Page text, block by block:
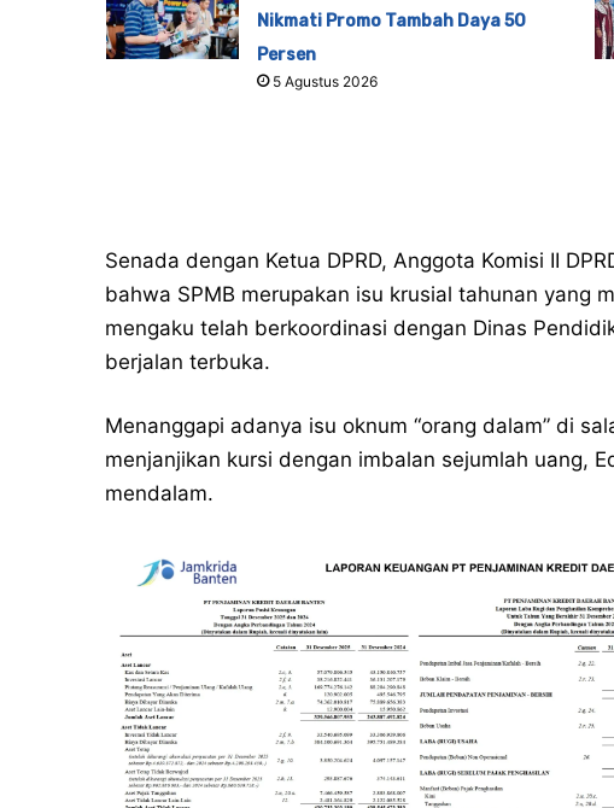
Nikmati Promo Tambah Daya 50
Persen
5 Agustus 2026
Senada dengan Ketua DPRD, Anggota Komisi II
bahwa SPMB merupakan isu krusial tahunan yang
mengaku telah berkoordinasi dengan Dinas
berjalan terbuka.
Menanggapi adanya isu oknum “orang dalam” di
menjanjikan kursi dengan imbalan sejumlah uang,
mendalam.